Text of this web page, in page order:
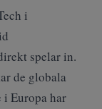
i
spelar in.
de globala
i Europa har